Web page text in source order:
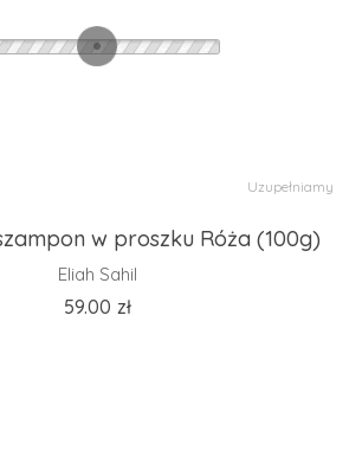
Uzupełniamy
w proszku Róża (100g)
Eliah Sahil
59.00 zł